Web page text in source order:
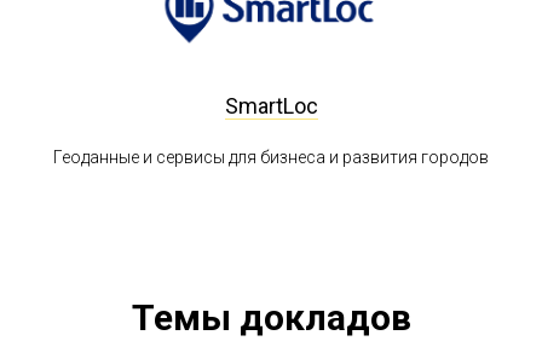
SmartLoc
Геоданные и сервисы для бизнеса и развития городов
Темы докладов